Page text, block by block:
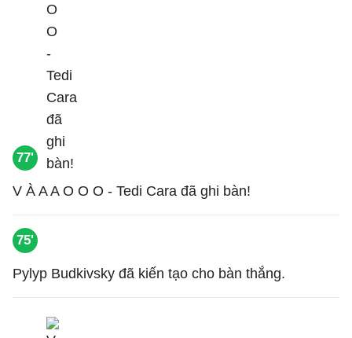
77'
V À A A O O O - Tedi Cara đã ghi bàn!
75'
Pylyp Budkivsky đã kiến tạo cho bàn thắng.